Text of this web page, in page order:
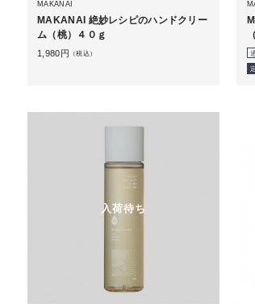
MAKANAI
MAKANAI 絶妙レシピのハンドクリー
ム（桃）４０ｇ
1,980円 （税込）
入荷待ち